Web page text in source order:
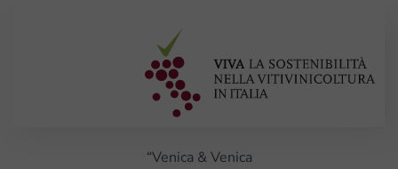
“Venica & Venica